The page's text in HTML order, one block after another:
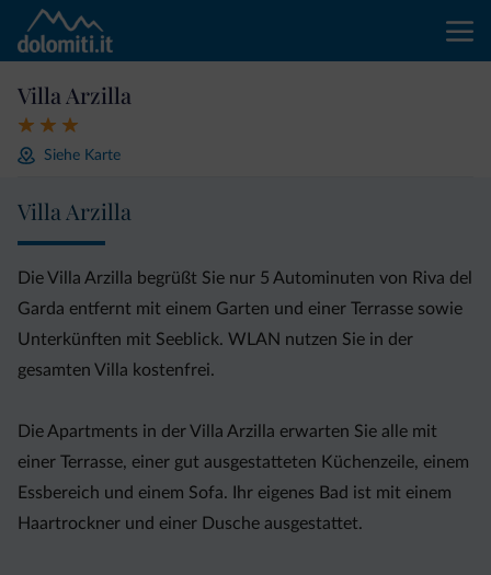
Villa Arzilla
Siehe Karte
Villa Arzilla
Die Villa Arzilla begrüßt Sie nur 5 Autominuten von Riva del
Garda entfernt mit einem Garten und einer Terrasse sowie
Unterkünften mit Seeblick. WLAN nutzen Sie in der
gesamten Villa kostenfrei.
Die Apartments in der Villa Arzilla erwarten Sie alle mit
einer Terrasse, einer gut ausgestatteten Küchenzeile, einem
Essbereich und einem Sofa. Ihr eigenes Bad ist mit einem
Haartrockner und einer Dusche ausgestattet.